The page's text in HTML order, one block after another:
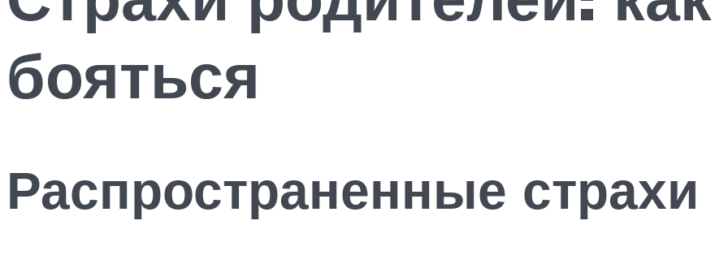
бояться
Распространенные страхи